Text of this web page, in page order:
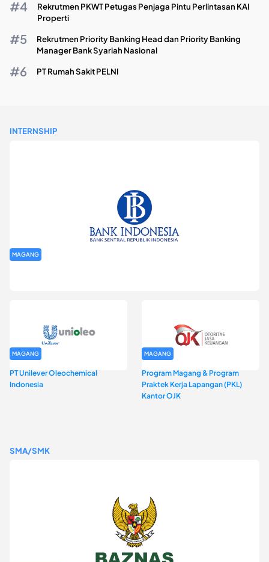
Rekrutmen PKWT Petugas Penjaga Pintu Perlintasan KAI
Properti
Rekrutmen Priority Banking Head dan Priority Banking
Manager Bank Syariah Nasional
PT Rumah Sakit PELNI
INTERNSHIP
MAGANG
MAGANG
PT Unilever Oleochemical
Indonesia
MAGANG
Program Magang & Program
Praktek Kerja Lapangan (PKL)
Kantor OJK
SMA/SMK